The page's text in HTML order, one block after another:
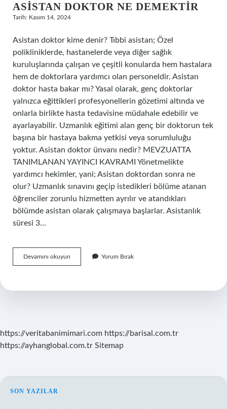
ASISTAN DOKTOR NE DEMEKTIR
Tarih: Kasım 14, 2024
Asistan doktor kime denir? Tıbbi asistan; Özel
polikliniklerde, hastanelerde veya diğer sağlık
kuruluşlarında çalışan ve çeşitli konularda hem hastalara
hem de doktorlara yardımcı olan personeldir. Asistan
doktor hasta bakar mı? Yasal olarak, genç doktorlar
yalnızca eğittikleri profesyonellerin gözetimi altında ve
onlarla birlikte hasta tedavisine müdahale edebilir ve
ayarlayabilir. Uzmanlık eğitimi alan genç bir doktorun tek
başına bir hastaya bakma yetkisi veya sorumluluğu
yoktur. Asistan doktor ünvanı nedir? MEVZUATTA
TANIMLANAN YAYINCI KAVRAMI Yönetmelikte
yardımcı hekimler, yani; Asistan doktordan sonra ne
olur? Uzmanlık sınavını geçip istedikleri bölüme atanan
öğrenciler zorunlu hizmetten ayrılır ve atandıkları
bölümde asistan olarak çalışmaya başlarlar. Asistanlık
süresi 3…
Devamını okuyun
Doktor
Yorum Bırak
https://veritabanimimari.com https://barisal.com.tr
https://ayhanglobal.com.tr Sitemap
SIDEBAR
SON YAZILAR